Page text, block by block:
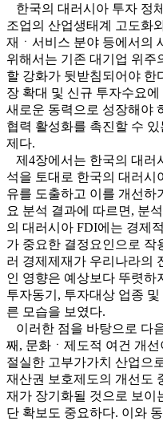
한국의 대러시아 투자 정
조업의 산업생태계 고도화
재ㆍ서비스 분야 등에서의
위해서는 기존 대기업 위주
할 강화가 뒷받침되어야 한
장 확대 및 신규 투자수요
새로운 동력으로 성장해야
협력 활성화를 촉진할 수
제다.
제4장에서는 한국의 대러
석을 토대로 한국의 대러시
유를 도출하고 이를 개선하
요 분석 결과에 따르면, 분
의 대러시아 FDI에는 경제
가 중요한 결정요인으로 작
러 경제제재가 우리나라의
인 영향은 예상보다 뚜렷하
투자동기, 투자대상 업종
른 모습을 보였다.
이러한 점을 바탕으로 다
째, 문화ㆍ제도적 여건 개선
절실한 고부가가치 산업으
재산권 보호제도의 개선도
재가 장기화될 것으로 보이
단 확보도 중요하다. 이와